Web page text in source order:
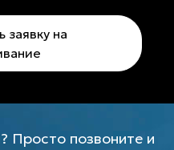
заявку на
Просто позвоните и